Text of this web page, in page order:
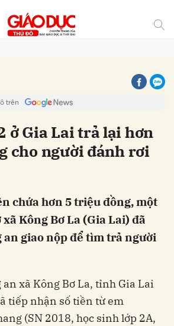
trên
ở Gia Lai trả lại hơn
cho người đánh rơi
chứa hơn 5 triệu đồng, một
Kông Bơ La (Gia Lai) đã
an giao nộp để tìm trả người
xã Kông Bơ La, tỉnh Gia Lai
tiếp nhận số tiền từ em
(SN 2018, học sinh lớp 2A,
Hủy Gửi